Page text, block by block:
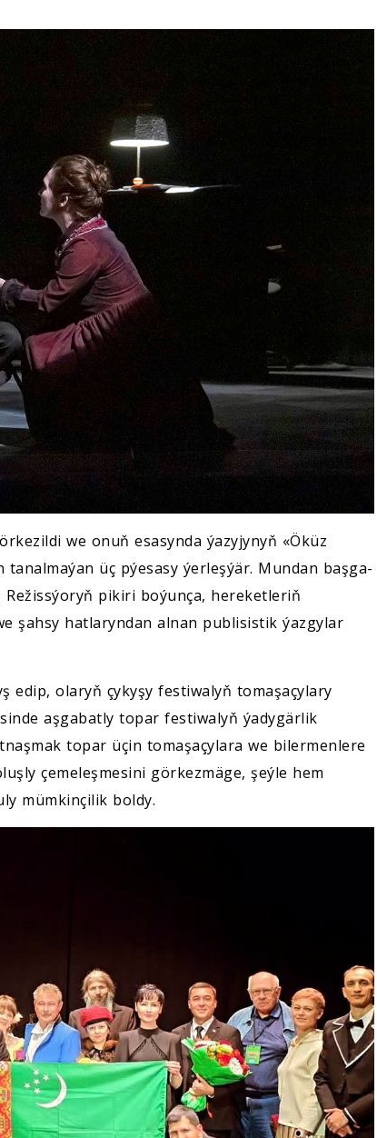
we onuň esasynda ýazyjynyň «Öküz
tanalmaýan üç pýesasy ýerleşýär. Mundan başga-
pikiri boýunça, hereketleriň
şahsy hatlaryndan alnan publisistik ýazgylar
edip, olaryň çykyşy festiwalyň tomaşaçylary
aşgabatly topar festiwalyň ýadygärlik
topar üçin tomaşaçylara we bilermenlere
çemeleşmesini görkezmäge, şeýle hem
mümkinçilik boldy.